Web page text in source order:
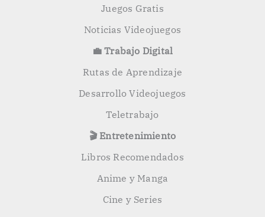
Juegos Gratis
Noticias Videojuegos
💼 Trabajo Digital
Rutas de Aprendizaje
Desarrollo Videojuegos
Teletrabajo
🎬 Entretenimiento
Libros Recomendados
Anime y Manga
Cine y Series